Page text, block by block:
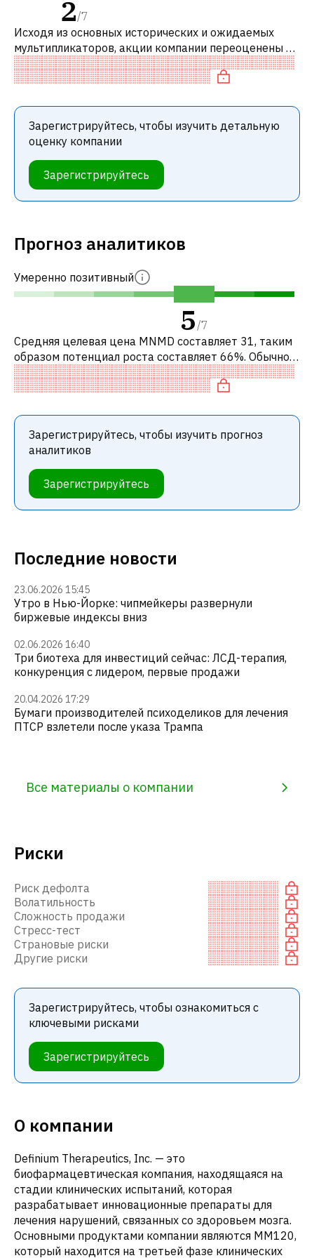
Последние новости
23.06.2026 15:45
Утро в Нью-Йорке: чипмейкеры развернули
биржевые индексы вниз
02.06.2026 16:40
Три биотеха для инвестиций сейчас: ЛСД-терапия,
конкуренция с лидером, первые продажи
20.04.2026 17:29
Бумаги производителей психоделиков для лечения
ПТСР взлетели после указа Трампа
Все материалы о компании
Риски
Риск дефолта
Волатильность
Сложность продажи
Стресс-тест
Страновые риски
Другие риски
Зарегистрируйтесь, чтобы ознакомиться с
ключевыми рисками
Зарегистрируйтесь
О компании
Definium Therapeutics, Inc. — это
биофармацевтическая компания, находящаяся на
стадии клинических испытаний, которая
разрабатывает инновационные препараты для
лечения нарушений, связанных со здоровьем мозга.
Основными продуктами компании являются MM120,
который находится на третьей фазе клинических
2/7
Исходя из основных исторических и ожидаемых
мультипликаторов, акции компании переоценены по
сравнению с аналогичными компаниями.
Зарегистрируйтесь, чтобы изучить детальную
оценку компании
Зарегистрируйтесь
Прогноз аналитиков
Умеренно позитивный
5 /7
Средняя целевая цена MNMD составляет 31, таким
образом потенциал роста составляет 66%. Обычно
это означает рекомендацию «ПОКУПАТЬ» среди
инвестиционных компаний или реком
Зарегистрируйтесь, чтобы изучить прогноз
аналитиков
Зарегистрируйтесь